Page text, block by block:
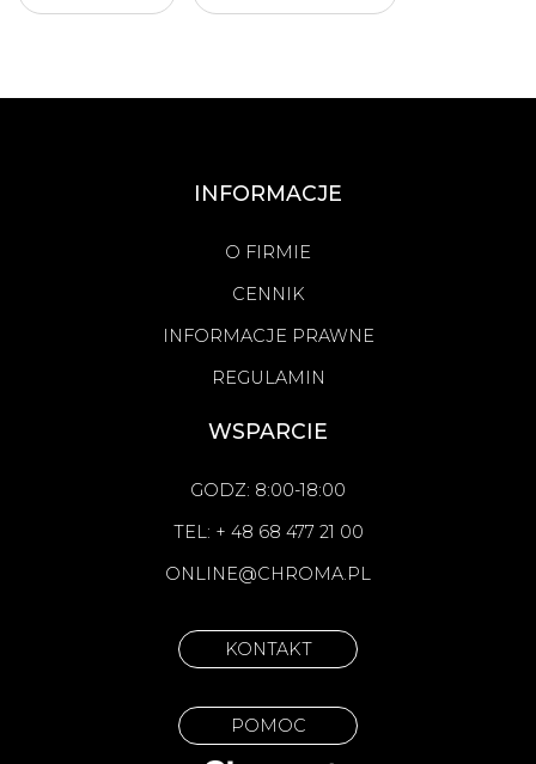
INFORMACJE
O FIRMIE
CENNIK
INFORMACJE PRAWNE
REGULAMIN
WSPARCIE
GODZ: 8:00-18:00
TEL: + 48 68 477 21 00
ONLINE@CHROMA.PL
KONTAKT
POMOC